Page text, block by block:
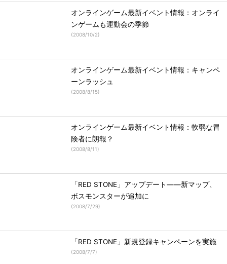
オンラインゲーム最新イベント情報：オンライ
ンゲームも運動会の季節
(2008/10/2)
オンラインゲーム最新イベント情報：キャンペ
ーンラッシュ
(2008/8/15)
オンラインゲーム最新イベント情報：軟弱な冒
険者に朗報？
(2008/8/11)
「RED STONE」アップデート――新マップ、
ボスモンスターが追加に
(2008/7/29)
「RED STONE」新規登録キャンペーンを実施
(2008/7/7)